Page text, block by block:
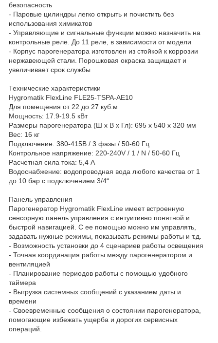
безопасность
- Паровые цилиндры легко открыть и почистить без
использования химикатов
- Управляющие и сигнальные функции можно назначить на
контрольные реле. До 11 реле, в зависимости от модели
- Корпус парогенератора изготовлен из стойкой к коррозии
нержавеющей стали. Порошковая окраска защищает и
увеличивает срок службы
Технические характеристики
Hygromatik FlexLine FLE25-TSPA-AE10
Для помещения от 22 до 27 куб.м
Мощность: 17.9-19.5 кВт
Размеры парогенератора (Ш x В x Гл): 695 x 540 x 320 мм
Вес: 16 кг
Подключение: 380-415В / 3 фазы / 50-60 Гц
Контрольное напряжение: 220-240V / 1 / N / 50-60 Гц
Расчетная сила тока: 5,4 А
Водоснабжение: водопроводная вода любого качества от 1
до 10 бар с подключением 3/4“
Панель управления
Парогенератор Hygromatik FlexLine имеет встроенную
сенсорную панель управления с интуитивно понятной и
быстрой навигацией. С ее помощью можно им управлять,
задавать нужные режимы, показывать режимы работы и т.д.
- Возможность установки до 4 сценариев работы освещения
- Точная координация работы между парогенератором и
вентиляцией
- Планирование периодов работы с помощью удобного
таймера
- Выгрузка системных сообщений с указанием даты и
времени
- Своевременные сообщения о состоянии парогенератора,
помогающие избежать ущерба и дорогих сервисных
операций.